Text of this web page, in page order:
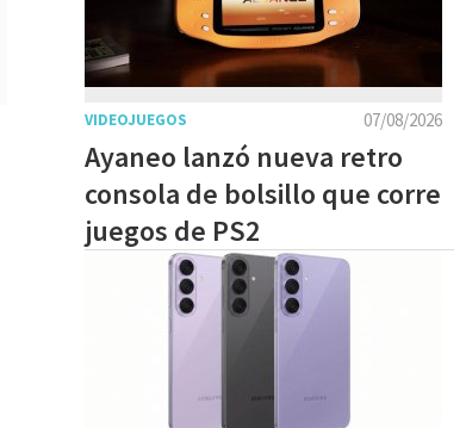
07/08/2026
VIDEOJUEGOS
Ayaneo lanzó nueva retro
consola de bolsillo que corre
juegos de PS2